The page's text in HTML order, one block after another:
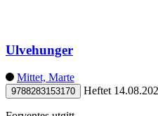
Ulvehunger
Mittet, Marte
9788283153170 Heftet